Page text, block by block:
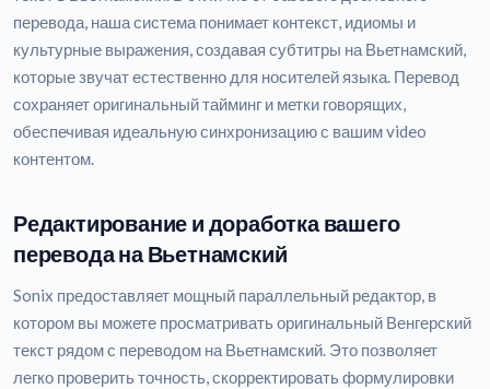
перевода, наша система понимает контекст, идиомы и
культурные выражения, создавая субтитры на Вьетнамский,
которые звучат естественно для носителей языка. Перевод
сохраняет оригинальный тайминг и метки говорящих,
обеспечивая идеальную синхронизацию с вашим video
контентом.
Редактирование и доработка вашего
перевода на Вьетнамский
Sonix предоставляет мощный параллельный редактор, в
котором вы можете просматривать оригинальный Венгерский
текст рядом с переводом на Вьетнамский. Это позволяет
легко проверить точность, скорректировать формулировки